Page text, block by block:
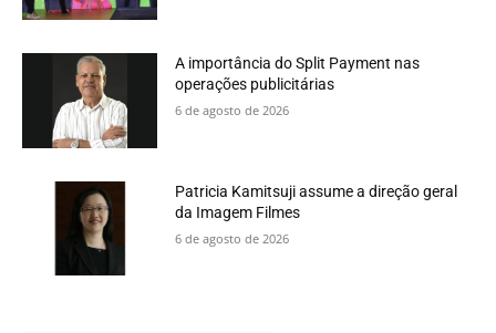
A importância do Split Payment nas
operações publicitárias
6 de agosto de 2026
Patricia Kamitsuji assume a direção geral
da Imagem Filmes
6 de agosto de 2026